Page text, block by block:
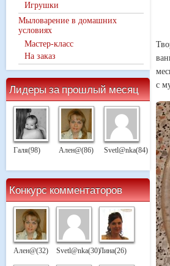
Игрушки
Мыловарение в домашних
условиях
Мастер-класс
На заказ
Лидеры за прошлый месяц
Галя(98) Ален@(86) Svetl@nka(84)
Конкурс комментаторов
Ален@(32) Svetl@nka(30)Лина(26)
с